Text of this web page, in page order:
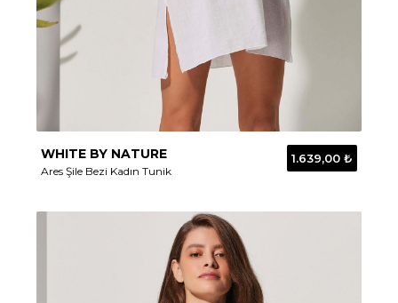
WHITE BY NATURE
Ares Şile Bezi Kadın Tunik
1.639,00 ₺